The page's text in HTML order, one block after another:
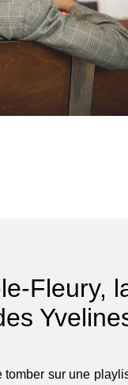
Fleury,
tomber sur une